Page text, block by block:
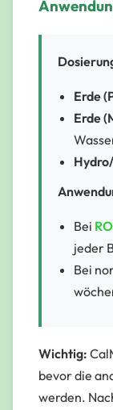
Erde
Erde
Bei
jeder
Bei
Wichtig:
bevordie
werden.